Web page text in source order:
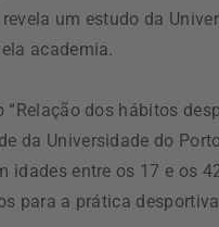
revela um estudo da
academia.
dos hábitos
da Universidade do
idades entre os 17 e os
para a prática